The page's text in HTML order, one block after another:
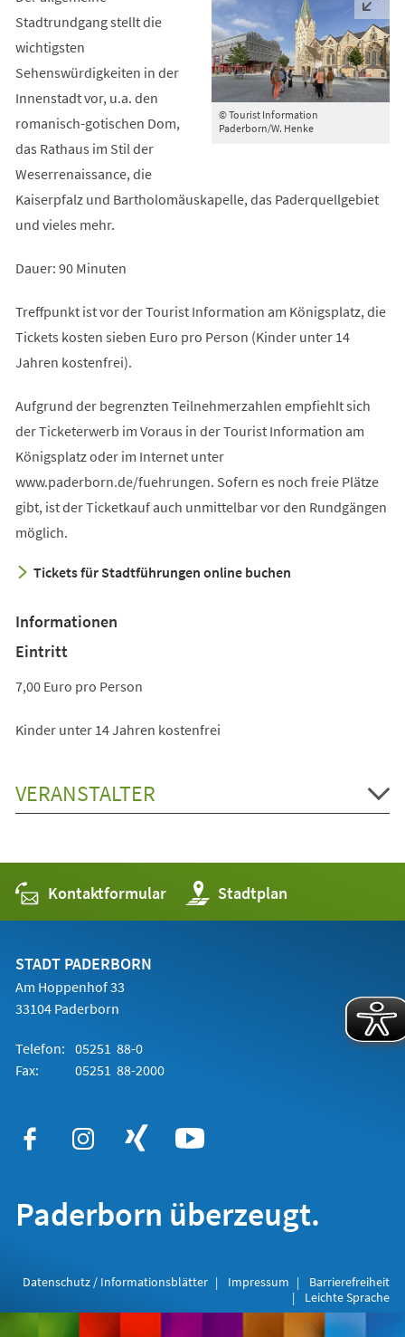
© Tourist Information
Paderborn/W. Henke
Stadtrundgang stellt die
wichtigsten
Sehenswürdigkeiten in der
Innenstadt vor, u.a. den
romanisch-gotischen Dom,
das Rathaus im Stil der
Weserrenaissance, die
Kaiserpfalz und Bartholomäuskapelle, das Paderquellgebiet
und vieles mehr.
Dauer: 90 Minuten
Treffpunkt ist vor der Tourist Information am Königsplatz, die
Tickets kosten sieben Euro pro Person (Kinder unter 14
Jahren kostenfrei).
Aufgrund der begrenzten Teilnehmerzahlen empfiehlt sich
der Ticketerwerb im Voraus in der Tourist Information am
Königsplatz oder im Internet unter
www.paderborn.de/fuehrungen. Sofern es noch freie Plätze
gibt, ist der Ticketkauf auch unmittelbar vor den Rundgängen
möglich.
Tickets für Stadtführungen online buchen
Informationen
Eintritt
7,00 Euro pro Person
Kinder unter 14 Jahren kostenfrei
VERANSTALTER
Kontaktformular Stadtplan
(Öffnet
in
einem
STADT PADERBORN
Am Hoppenhof 33
33104 Paderborn
Telefon: 05251 88-0
Fax:
05251 88-2000
Paderborn überzeugt.
Datenschutz / Informationsblätter Impressum
Barrierefreiheit
Leichte Sprache